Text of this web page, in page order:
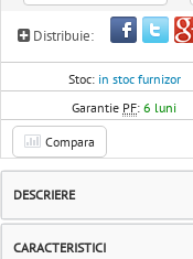
Distribuie:
Stoc: in stoc furnizor
Garantie PF:6 luni
Compara
DESCRIERE
CARACTERISTICI